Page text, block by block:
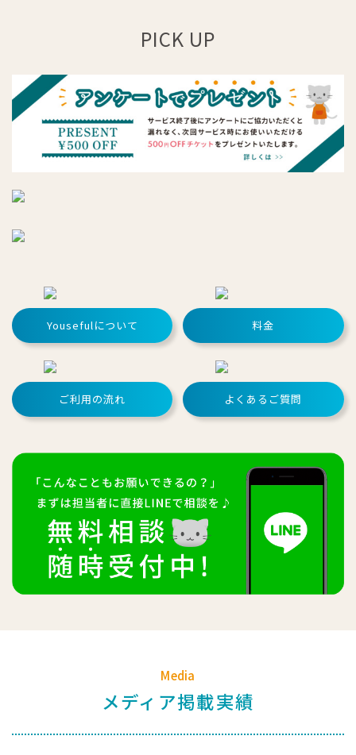
PICK UP
Yousefulについて 料金
ご利用の流れ よくあるご質問
Media
メディア掲載実績